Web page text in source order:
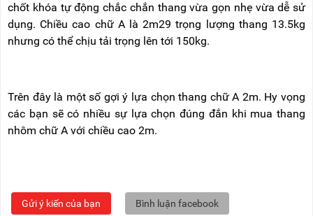
chốt khóa tự động chắc chắn thang vừa gọn nhẹ vừa dễ sử
dụng. Chiều cao chữ A là 2m29 trọng lượng thang 13.5kg
nhưng có thể chịu tải trọng lên tới 150kg.
Trên đây là một số gợi ý lựa chọn thang chữ A 2m. Hy vọng
các bạn sẽ có nhiều sự lựa chọn đúng đắn khi mua thang
nhôm chữ A với chiều cao 2m.
Gửi ý kiến của bạn Bình luận facebook